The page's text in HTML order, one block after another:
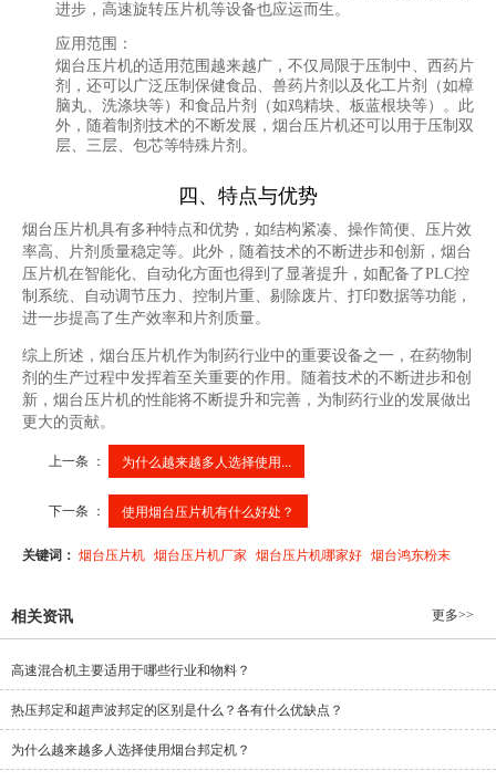
进步，高速旋转压片机等设备也应运而生。
应用范围 ：
烟台压片机的适用范围越来越广，不仅局限于压制中、西药片
剂，还可以广泛压制保健食品、兽药片剂以及化工片剂（如樟
脑丸、洗涤块等）和食品片剂（如鸡精块、板蓝根块等）。此
外，随着制剂技术的不断发展，烟台压片机还可以用于压制双
层、三层、包芯等特殊片剂。
四、特点与优势
烟台压片机具有多种特点和优势，如结构紧凑、操作简便、压片效
率高、片剂质量稳定等。此外，随着技术的不断进步和创新，烟台
压片机在智能化、自动化方面也得到了显著提升，如配备了PLC控
制系统、自动调节压力、控制片重、剔除废片、打印数据等功能，
进一步提高了生产效率和片剂质量。
综上所述，烟台压片机作为制药行业中的重要设备之一，在药物制
剂的生产过程中发挥着至关重要的作用。随着技术的不断进步和创
新，烟台压片机的性能将不断提升和完善，为制药行业的发展做出
更大的贡献。
上一条 ： 为什么越来越多人选择使用...
下一条 ： 使用烟台压片机有什么好处？
关键词： 烟台压片机 烟台压片机厂家 烟台压片机哪家好 烟台鸿东粉末
相关资讯 更多>>
高速混合机主要适用于哪些行业和物料？
热压邦定和超声波邦定的区别是什么？各有什么优缺点？
为什么越来越多人选择使用烟台邦定机？